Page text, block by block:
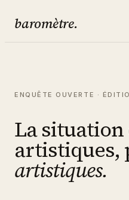
baromètre.
ENQUÊTE OUVERTE ·
La situation
artistiques,
artistiques.